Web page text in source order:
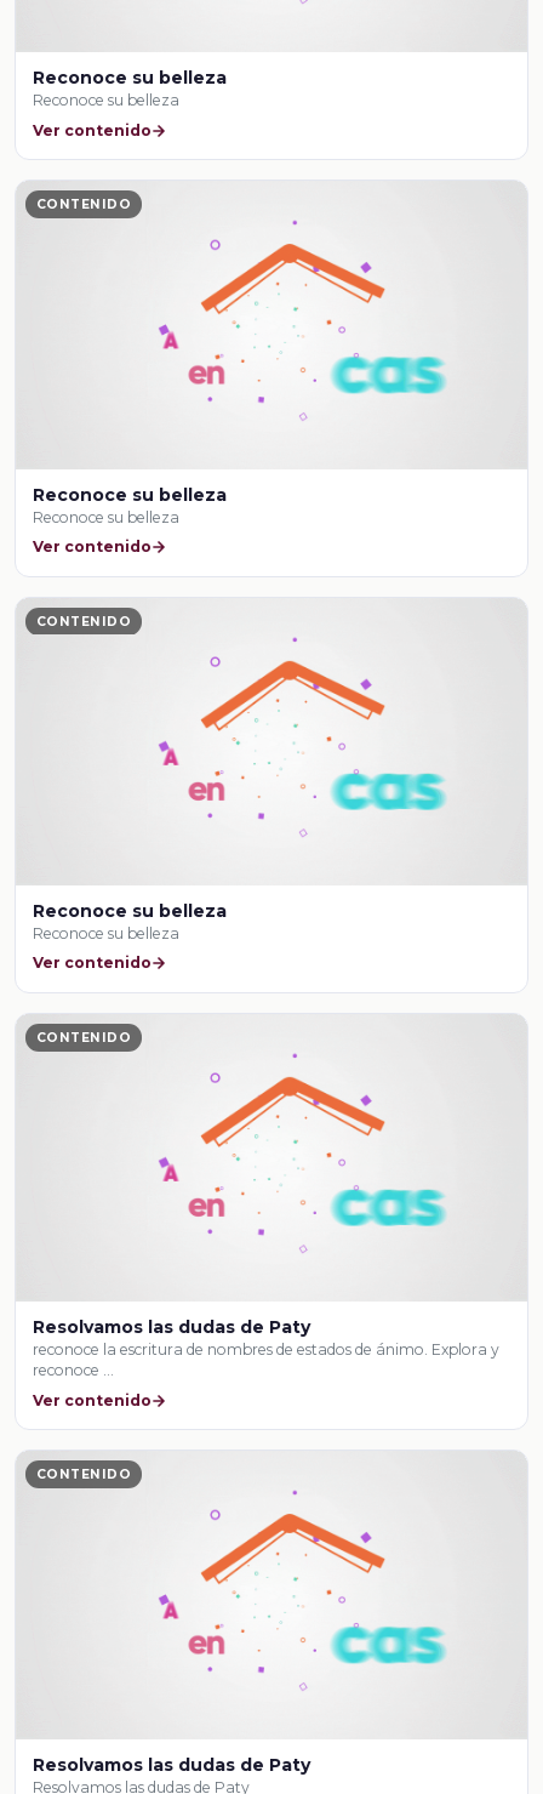
Reconoce su belleza
Reconoce su belleza
Ver contenido
CONTENIDO
Reconoce su belleza
Reconoce su belleza
Ver contenido
CONTENIDO
Reconoce su belleza
Reconoce su belleza
Ver contenido
CONTENIDO
Resolvamos las dudas de Paty
reconoce la escritura de nombres de estados de ánimo. Explora y
reconoce …
Ver contenido
CONTENIDO
Resolvamos las dudas de Paty
Resolvamos las dudas de Paty